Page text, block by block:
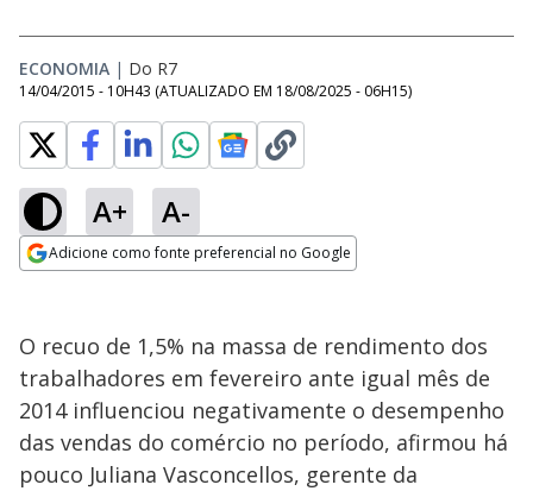
ECONOMIA | Do R7
14/04/2015 - 10H43 (ATUALIZADO EM 18/08/2025 - 06H15)
A+ A-
Adicione como fonte preferencial no Google
O recuo de 1,5% na massa de rendimento dos
trabalhadores em fevereiro ante igual mês de
2014 influenciou negativamente o desempenho
das vendas do comércio no período, afirmou há
pouco Juliana Vasconcellos, gerente da